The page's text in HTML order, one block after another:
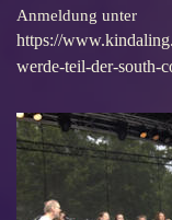
Anmeldung unter
https://
werde-teil-der-south-